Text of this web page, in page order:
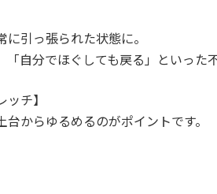
引っ張られた状態に。
自分でほぐしても戻る」といった
チ】
からゆるめるのがポイントです。